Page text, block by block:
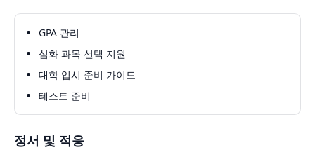
GPA 관리
심화 과목 선택 지원
대학 입시 준비 가이드
테스트 준비
정서 및 적응